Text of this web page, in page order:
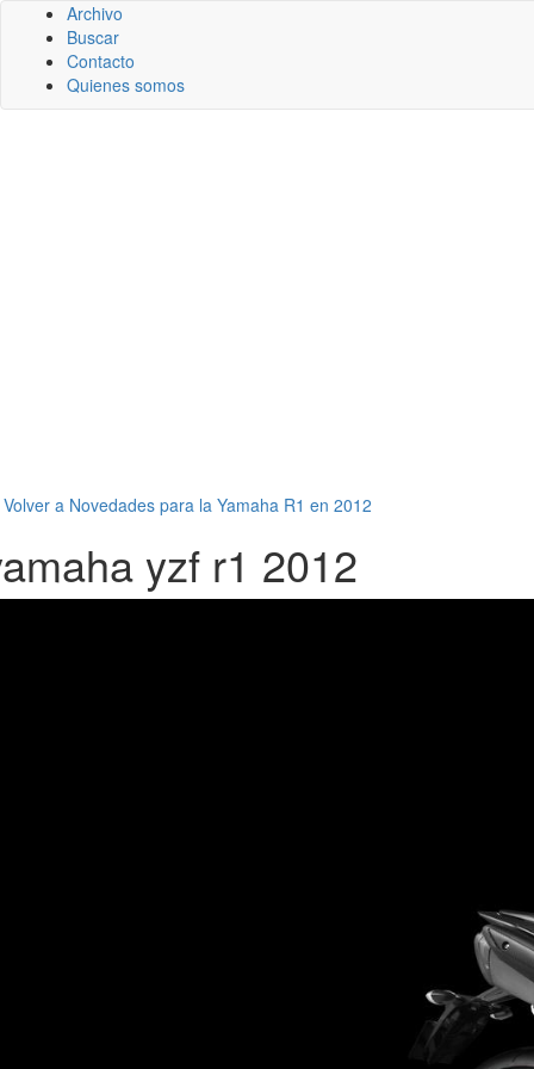
Archivo
Buscar
Contacto
Quienes somos
Volver a Novedades para la Yamaha R1 en 2012
yzf r1 2012